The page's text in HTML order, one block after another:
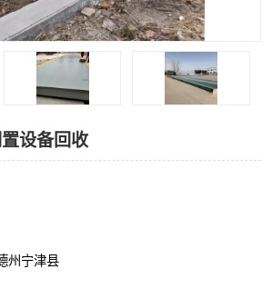
设备回收
州宁津县
木材撕碎机
金属撕碎机